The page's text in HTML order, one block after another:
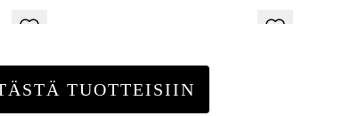
TUOTTEISIIN